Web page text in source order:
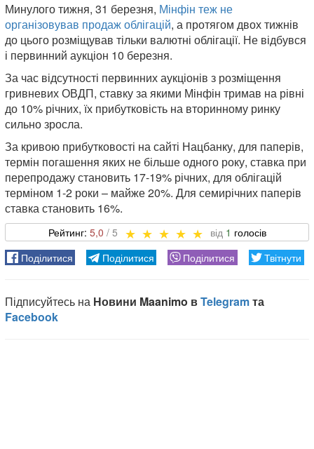
Минулого тижня, 31 березня, Мінфін теж не
організовував продаж облігацій, а протягом двох тижнів
до цього розміщував тільки валютні облігації. Не відбувся
і первинний аукціон 10 березня.
За час відсутності первинних аукціонів з розміщення
гривневих ОВДП, ставку за якими Мінфін тримав на рівні
до 10% річних, їх прибутковість на вторинному ринку
сильно зросла.
За кривою прибутковості на сайті Нацбанку, для паперів,
термін погашення яких не більше одного року, ставка при
перепродажу становить 17-19% річних, для облігацій
терміном 1-2 роки – майже 20%. Для семирічних паперів
ставка становить 16%.
5,0 1